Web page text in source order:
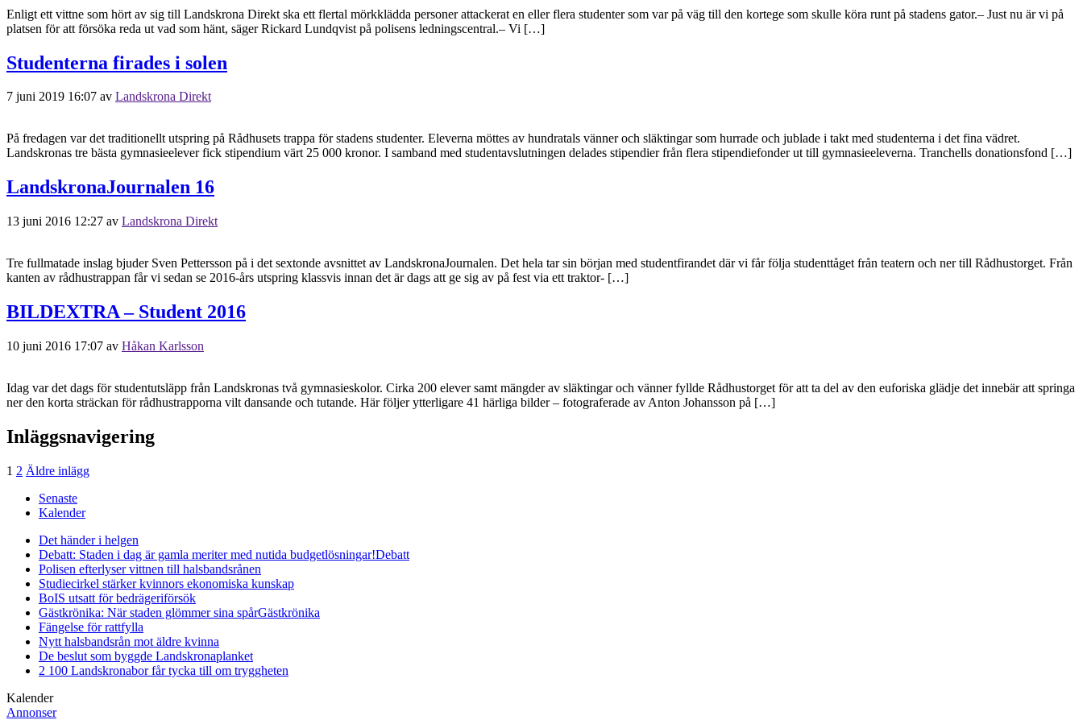
Enligt ett vittne som hört av sig till Landskrona Direkt ska ett flertal mörkklädda personer attackerat en eller flera studenter som var på väg till den kortege som skulle köra runt på stadens gator.– Just nu är vi på
platsen för att försöka reda ut vad som hänt, säger Rickard Lundqvist på polisens ledningscentral.– Vi […]
Studenterna firades i solen
7 juni 2019 16:07 av Landskrona Direkt
På fredagen var det traditionellt utspring på Rådhusets trappa för stadens studenter. Eleverna möttes av hundratals vänner och släktingar som hurrade och jublade i takt med studenterna i det fina vädret.
Landskronas tre bästa gymnasieelever fick stipendium värt 25 000 kronor. I samband med studentavslutningen delades stipendier från flera stipendiefonder ut till gymnasieeleverna. Tranchells donationsfond […]
LandskronaJournalen 16
13 juni 2016 12:27 av Landskrona Direkt
Tre fullmatade inslag bjuder Sven Pettersson på i det sextonde avsnittet av LandskronaJournalen. Det hela tar sin början med studentfirandet där vi får följa studenttåget från teatern och ner till Rådhustorget. Från
kanten av rådhustrappan får vi sedan se 2016-års utspring klassvis innan det är dags att ge sig av på fest via ett traktor- […]
BILDEXTRA – Student 2016
10 juni 2016 17:07 av Håkan Karlsson
Idag var det dags för studentutsläpp från Landskronas två gymnasieskolor. Cirka 200 elever samt mängder av släktingar och vänner fyllde Rådhustorget för att ta del av den euforiska glädje det innebär att springa
ner den korta sträckan för rådhustrapporna vilt dansande och tutande. Här följer ytterligare 41 härliga bilder – fotograferade av Anton Johansson på […]
Inläggsnavigering
1 2 Äldre inlägg
Senaste
Kalender
Det händer i helgen
Debatt: Staden i dag är gamla meriter med nutida budgetlösningar!Debatt
Polisen efterlyser vittnen till halsbandsrånen
Studiecirkel stärker kvinnors ekonomiska kunskap
BoIS utsatt för bedrägeriförsök
Gästkrönika: När staden glömmer sina spårGästkrönika
Fängelse för rattfylla
Nytt halsbandsrån mot äldre kvinna
De beslut som byggde Landskronaplanket
2 100 Landskronabor får tycka till om tryggheten
Kalender
Annonser